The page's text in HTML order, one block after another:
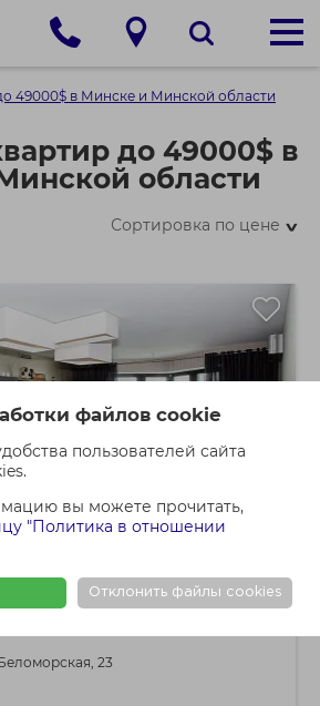
файлов cookie
пользователей сайта
вы можете прочитать,
"Политика в отношении
Отклонить файлы cookies
49000$ в Минске и Минской области
до 49000$ в
области
Сортировка по цене>
1 595 000 BYN
- ЖК Флагман.
23